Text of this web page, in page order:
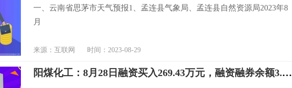
一、云南省思茅市天气预报1、孟连县气象局、孟连县自然资源局2023年8
月
来源：互联网 时间：2023-08-29
阳煤化工：8月28日融资买入269.43万元，融资融券余额3.6亿元